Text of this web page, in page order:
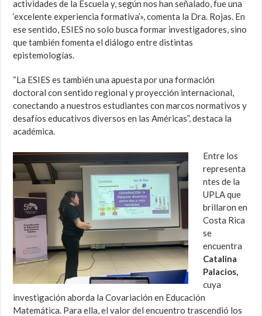
actividades de la Escuela y, según nos han señalado, fue una
‘excelente experiencia formativa’», comenta la Dra. Rojas. En
ese sentido, ESIES no solo busca formar investigadores, sino
que también fomenta el diálogo entre distintas
epistemologías.
“La ESIES es también una apuesta por una formación
doctoral con sentido regional y proyección internacional,
conectando a nuestros estudiantes con marcos normativos y
desafíos educativos diversos en las Américas”, destaca la
académica.
Entre los
representa
ntes de la
UPLA que
brillaron en
Costa Rica
se
encuentra
Catalina
Palacios,
cuya
investigación aborda la Covariación en Educación
Matemática. Para ella, el valor del encuentro trascendió los